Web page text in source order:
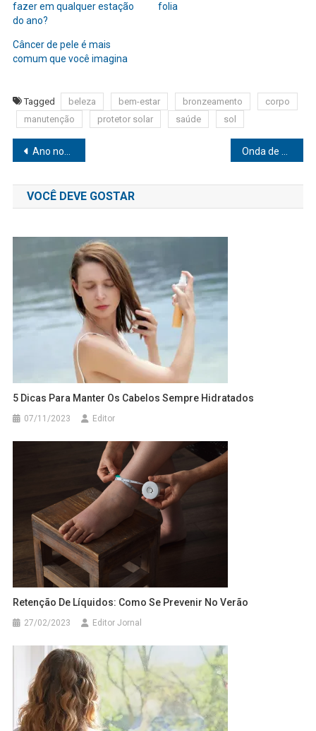
fazer em qualquer estação
do ano?
folia
Câncer de pele é mais
comum que você imagina
Tagged beleza bem-estar bronzeamento
corpo
manutenção
protetor solar saúde sol
Navegação
de
Post
Ano novo, Check-Up novo: A importância da boa relação com o médico e a frequência de exames Onda de calor: quais são os cuidados com a alimentação de bebês durante altas temperaturas?
VOCÊ DEVE GOSTAR
5 Dicas Para Manter Os Cabelos Sempre Hidratados
07/11/2023 Editor
Retenção De Líquidos: Como Se Prevenir No Verão
27/02/2023 Editor Jornal